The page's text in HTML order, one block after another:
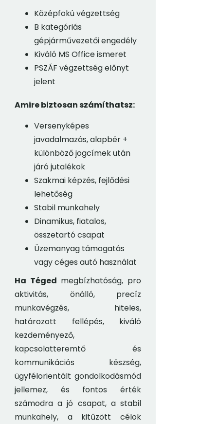
Középfokú végzettség
B kategóriás
gépjárművezetői engedély
Kiváló MS Office ismeret
PSZÁF végzettség előnyt
jelent
Amire biztosan számíthatsz:
Versenyképes
javadalmazás, alapbér +
különböző jogcímek után
járó jutalékok
Szakmai képzés, fejlődési
lehetőség
Stabil munkahely
Dinamikus, fiatalos,
összetartó csapat
Üzemanyag támogatás
vagy céges autó használat
Ha Téged megbízhatóság, pro
aktivitás, önálló, precíz
munkavégzés, hiteles,
határozott fellépés, kiváló
kezdeményező,
kapcsolatteremtő és
kommunikációs készség,
ügyfélorientált gondolkodásmód
jellemez, és fontos érték
számodra a jó csapat, a stabil
munkahely, a kitűzött célok